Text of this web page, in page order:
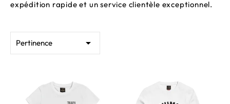
expédition rapide et un service clientèle exceptionnel.
Pertinence 